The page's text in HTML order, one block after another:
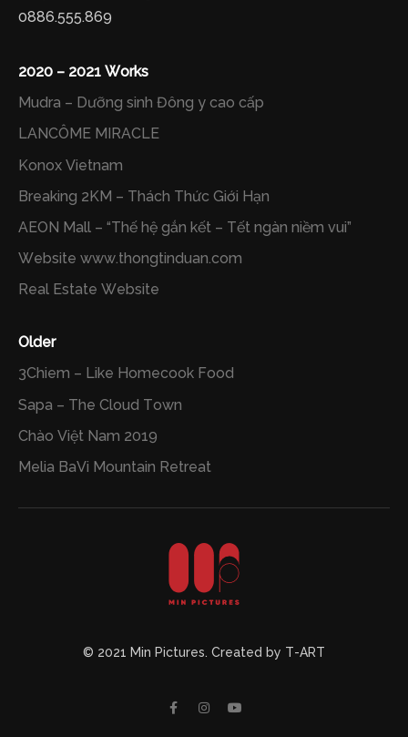
0886.555.869
2020 – 2021 Works
Mudra – Dưỡng sinh Đông y cao cấp
LANCÔME MIRACLE
Konox Vietnam
Breaking 2KM – Thách Thức Giới Hạn
AEON Mall – “Thế hệ gắn kết – Tết ngàn niềm vui”
Website www.thongtinduan.com
Real Estate Website
Older
3Chiem – Like Homecook Food
Sapa – The Cloud Town
Chào Việt Nam 2019
Melia BaVi Mountain Retreat
© 2021 Min Pictures. Created by T-ART